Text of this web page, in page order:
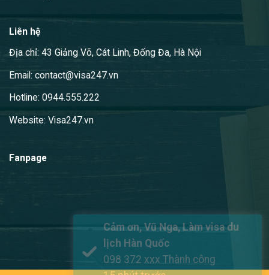
Liên hệ
Địa chỉ: 43 Giảng Võ, Cát Linh, Đống Đa, Hà Nội
Email: contact@visa247.vn
Hotline: 0944.555.222
Website: Visa247.vn
Fanpage